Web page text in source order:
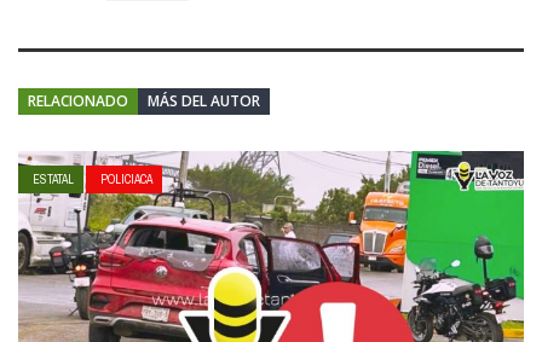
RELACIONADO MÁS DEL AUTOR
ESTATAL POLICIACA